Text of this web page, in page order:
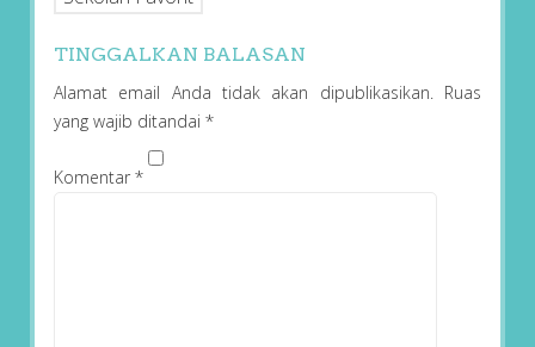
TINGGALKAN BALASAN
Alamat email Anda tidak akan dipublikasikan.
Ruas
yang wajib ditandai *
Komentar *